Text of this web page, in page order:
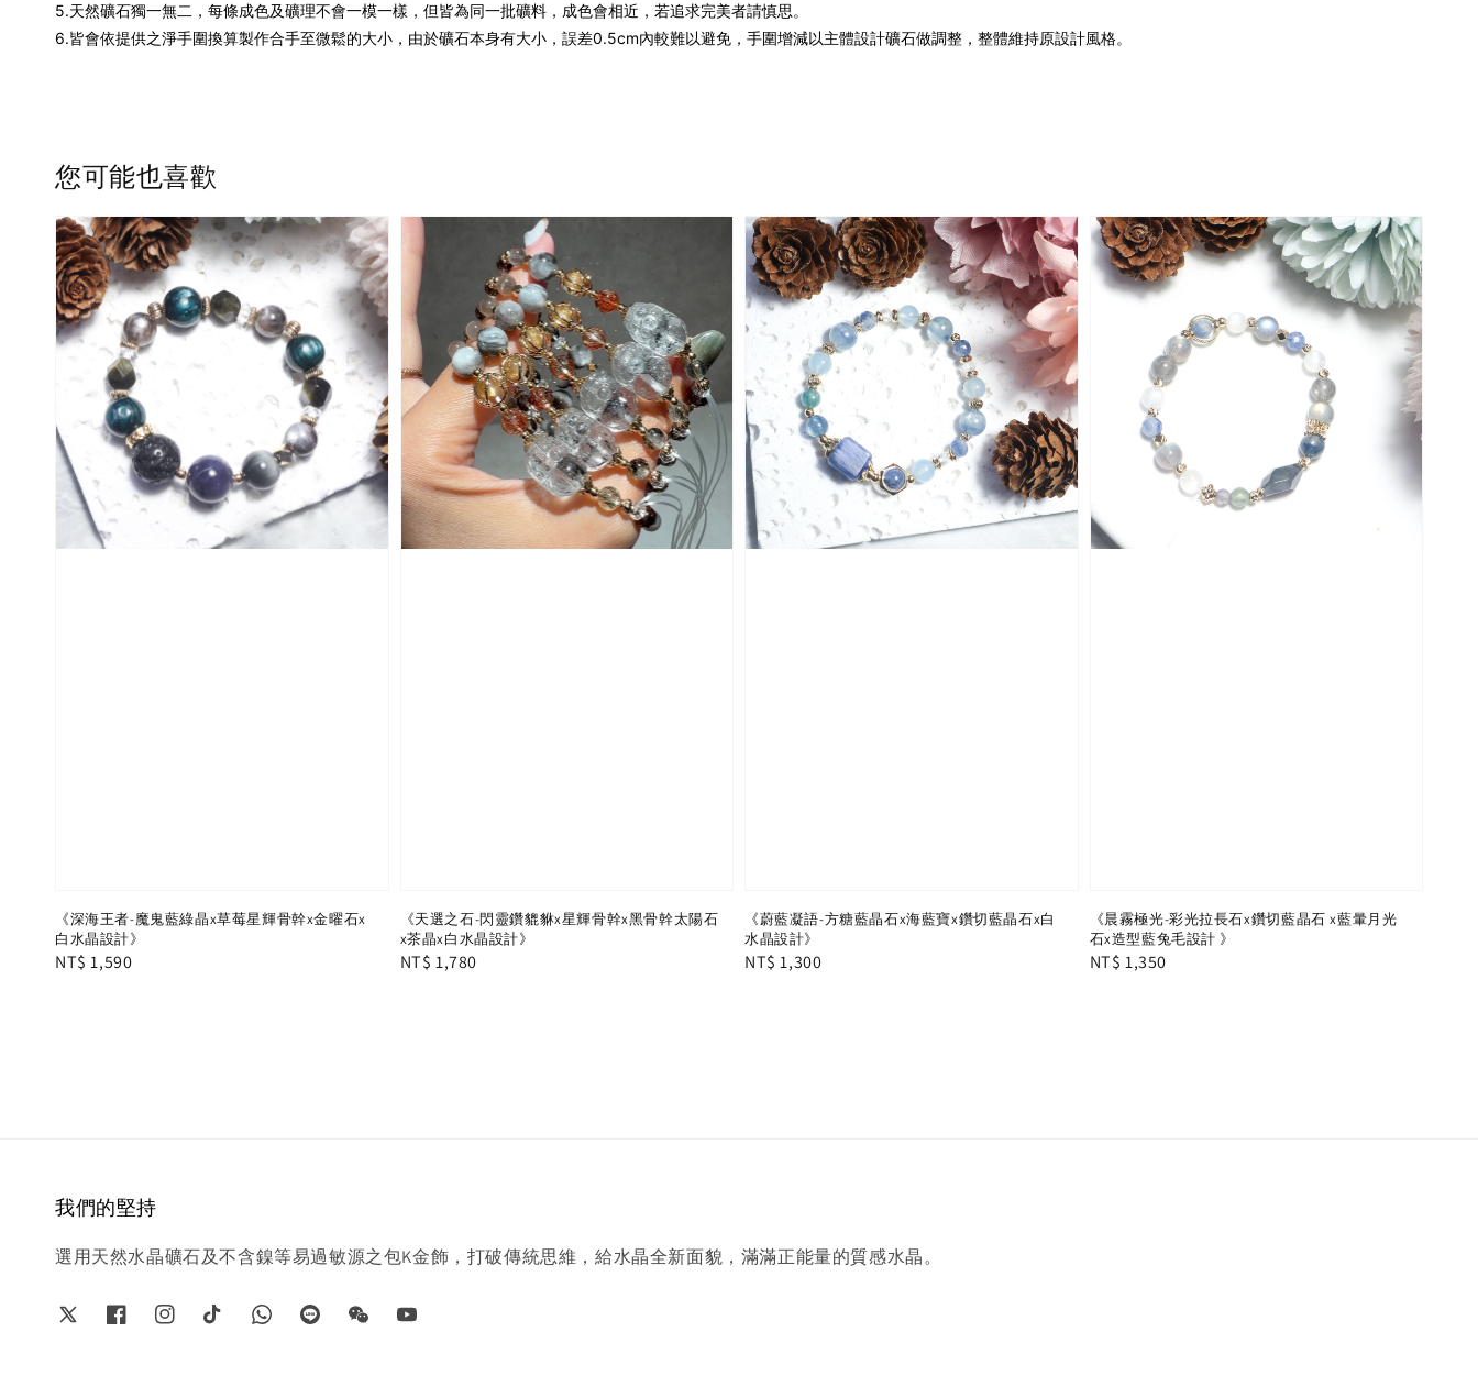
5.天然礦石獨一無二，每條成色及礦理不會一模一樣，但皆為同一批礦料，成色會相近，若追求完美者請慎思。
6.皆會依提供之淨手圍換算製作合手至微鬆的大小，由於礦石本身有大小，誤差0.5cm內較難以避免，手圍增減以主體設計礦石做調整，整體維持原設計風格。
您可能也喜歡
《深海王者-魔鬼藍綠晶x草莓星輝骨幹x金曜石x
白水晶設計》
Regular
NT$ 1,590
《天選之石-閃靈鑽貔貅x星輝骨幹x黑骨幹太陽石
x茶晶x白水晶設計》
Regular
NT$ 1,780
《蔚藍凝語-方糖藍晶石x海藍寶x鑽切藍晶石x白
水晶設計》
Regular
NT$ 1,300
《晨霧極光-彩光拉長石x鑽切藍晶石 x藍暈月光
石x造型藍兔毛設計 》
Regular
NT$ 1,350
我們的堅持
選用天然水晶礦石及不含鎳等易過敏源之包K金飾，打破傳統思維，給水晶全新面貌，滿滿正能量的質感水晶。